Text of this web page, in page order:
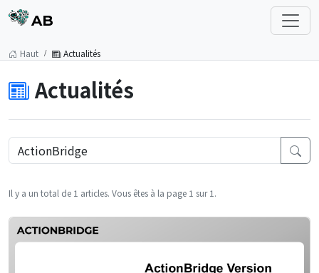
AB
Haut Actualités
Actualités
Il y a un total de 1 articles. Vous êtes à la page 1 sur 1.